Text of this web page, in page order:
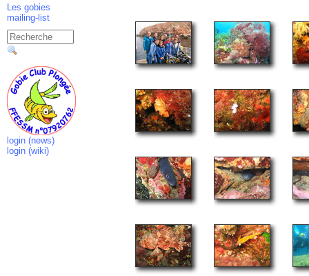
Les gobies
mailing-list
login (news)
login (wiki)